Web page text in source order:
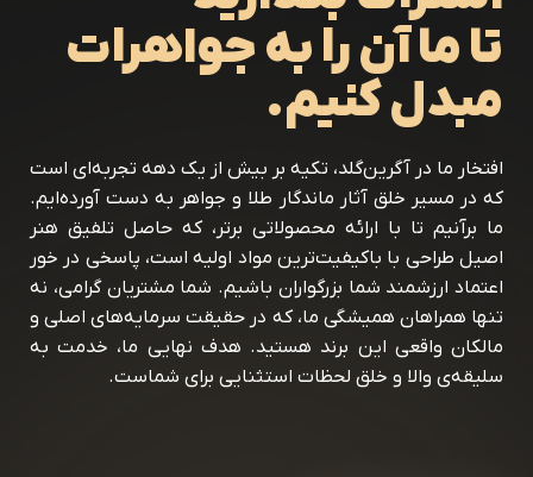
تا ما آن را به جواهرات
مبدل کنیم.
افتخار ما در آگرین‌گلد، تکیه بر بیش از یک دهه تجربه‌ای است
که در مسیر خلق آثار ماندگار طلا و جواهر به دست آورده‌ایم.
ما برآنیم تا با ارائه محصولاتی برتر، که حاصل تلفیق هنر
اصیل طراحی با باکیفیت‌ترین مواد اولیه است، پاسخی در خور
اعتماد ارزشمند شما بزرگواران باشیم. شما مشتریان گرامی، نه
تنها همراهان همیشگی ما، که در حقیقت سرمایه‌های اصلی و
مالکان واقعی این برند هستید. هدف نهایی ما، خدمت به
سلیقه‌ی والا و خلق لحظات استثنایی برای شماست.